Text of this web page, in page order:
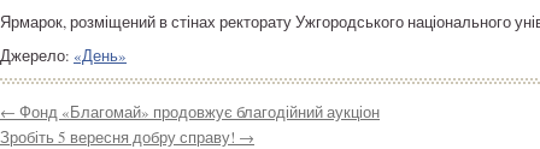
Ярмарок, розміщений в стінах ректорату Ужгородського національного
Джерело: «День»
← Фонд «Благомай» продовжує благодійний аукціон
Зробіть 5 вересня добру справу! →